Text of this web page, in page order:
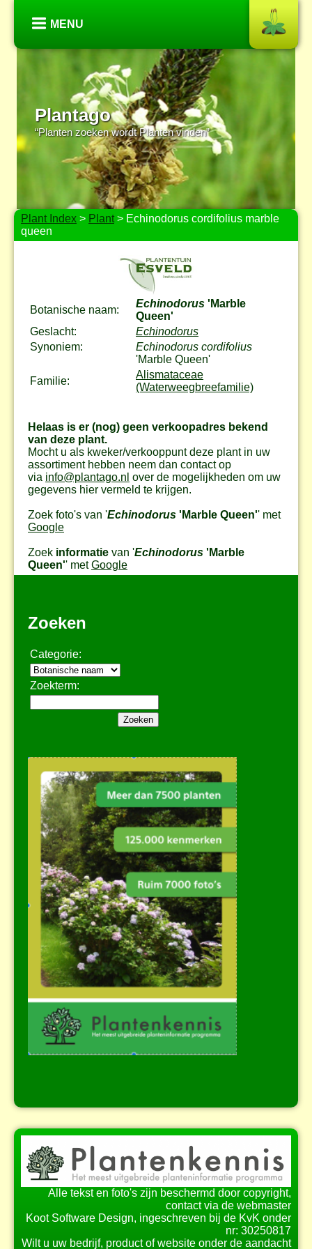
MENU
Plantago
“Planten zoeken wordt Planten vinden”
Plant Index > Plant> Echinodorus cordifolius marble
queen
Botanische naam:
Echinodorus 'Marble
Queen'
Geslacht:
Echinodorus
Synoniem:
Echinodorus cordifolius
'Marble Queen'
Familie:
Alismataceae
(Waterweegbreefamilie)
Helaas is er (nog) geen verkoopadres bekend
van deze plant.
Mocht u als kweker/verkooppunt deze plant in uw
assortiment hebben neem dan contact op
via info@plantago.nl over de mogelijkheden om uw
gegevens hier vermeld te krijgen.
Zoek foto's van 'Echinodorus 'Marble Queen'' met
Google
Zoek informatie van 'Echinodorus 'Marble
Queen'' metGoogle
Zoeken
Categorie:
Zoekterm:
Alle tekst en foto's zijn beschermd door copyright,
contact via de webmaster
Koot Software Design, ingeschreven bij de KvK onder
nr: 30250817
Wilt u uw bedrijf, product of website onder de aandacht